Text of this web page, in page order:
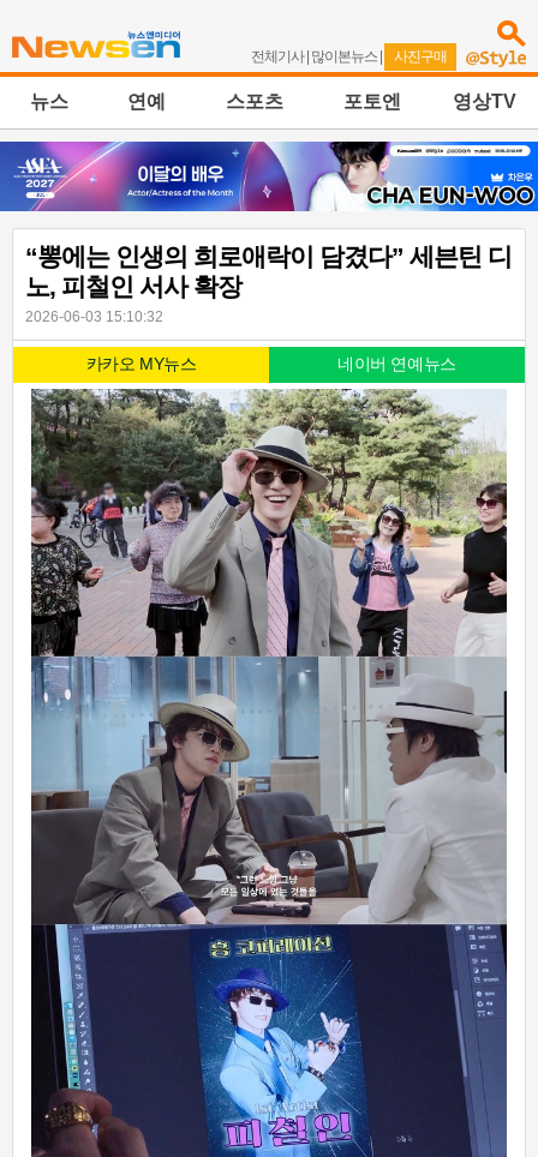
전체기사| 많이본뉴스 | 사진구매
뉴스 연예 스포츠 포토엔 영상TV
“뽕에는 인생의 희로애락이 담겼다” 세븐틴 디
노, 피철인 서사 확장
2026-06-03 15:10:32
카카오 MY뉴스 네이버 연예뉴스